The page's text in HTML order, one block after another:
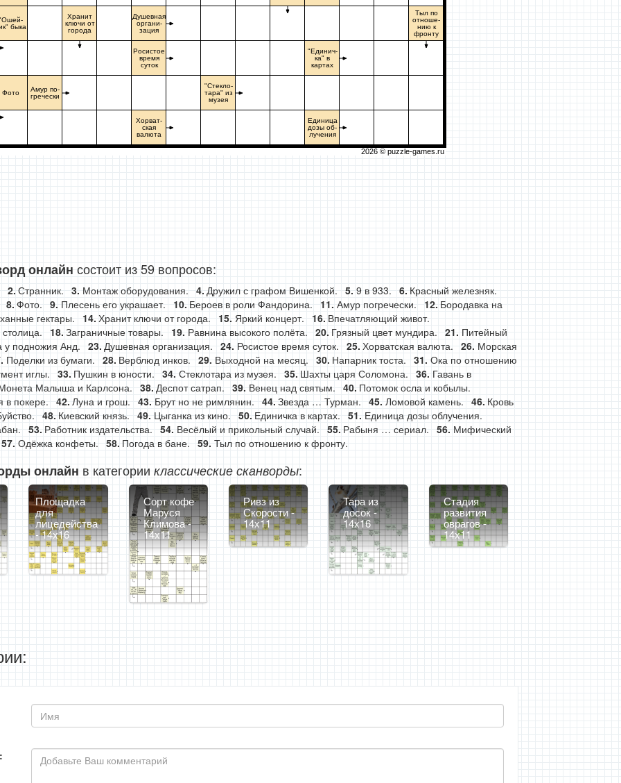
быка
Фото
Амур по-
гречески
Хранит
ключи от
города
Душевная
органи-
зация
Росистое
время
суток
Хорват-
ская
валюта
"Стекло-
тара" из
музея
"Единич-
ка" в
картах
Единица
дозы об-
лучения
Тыл по
отноше-
нию к
фронту
2026 © puzzle-games.ru
онлайн состоит из 59 вопросов:
Странник. Монтаж оборудования. Дружил с графом Вишенкой. 9 в 933.
Красный железняк.
Фото. Плесень его украшает. Бероев в роли Фандорина. Амур погречески.
Бородавка на
гектары. Хранит ключи от города. Яркий концерт.
Впечатляющий живот.
Заграничные товары. Равнина высокого полёта. Грязный цвет мундира.
Питейный
у подножия Анд. Душевная организация. Росистое время суток. Хорватская валюта.
Морская
Поделки из бумаги. Верблюд инков. Выходной на месяц. Напарник тоста.
Ока по отношению
иглы. Пушкин в юности. Стеклотара из музея. Шахты царя Соломона.
Гавань в
Малыша и Карлсона. Деспот сатрап. Венец над святым.
Потомок осла и кобылы.
в покере.
Луна и грош. Брут но не римлянин. Звезда … Турман. Ломовой камень.
Кровь
Киевский князь. Цыганка из кино. Единичка в картах.
Единица дозы облучения.
Работник издательства. Весёлый и прикольный случай. Рабыня … сериал.
Мифический
Одёжка конфеты. Погода в бане. Тыл по отношению к фронту.
онлайн в категории классические сканворды:
Площадка
для
лицедейства
- 14x16
Сорт кофе
Маруся
Климова -
14x11
Ривз из
Скорости -
14x11
Тара из
досок -
14x16
Стадия
развития
оврагов -
14x11